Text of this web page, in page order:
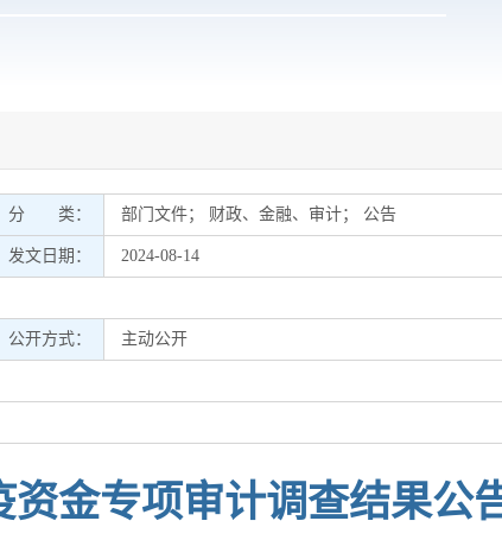
分 类： 部门文件； 财政、金融、审计； 公告
发文日期： 2024-08-14
公开方式： 主动公开
资金专项审计调查结果公